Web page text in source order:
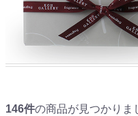
146件の商品が見つかりま